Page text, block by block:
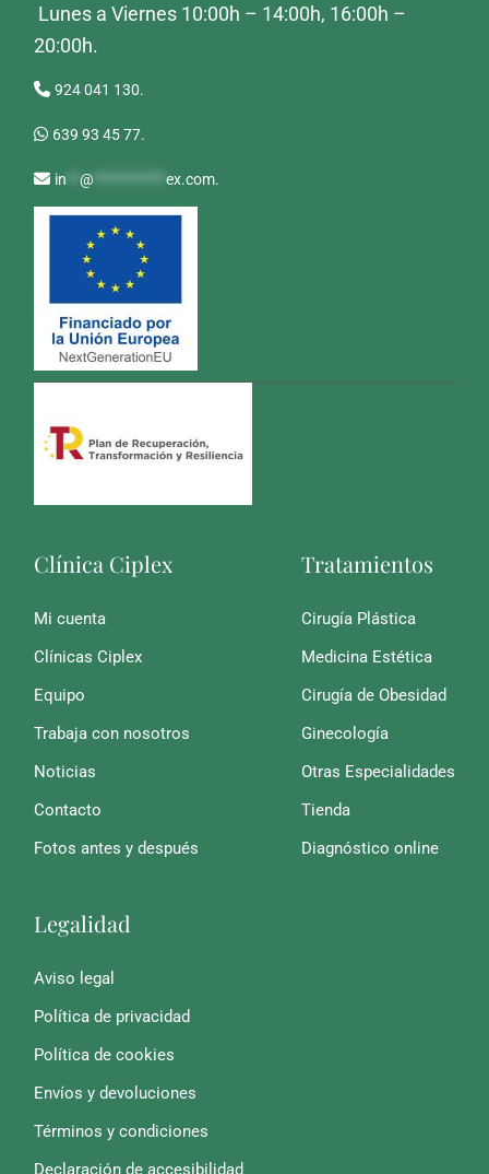
Lunes a Viernes 10:00h – 14:00h, 16:00h –
20:00h.
924 041 130.
639 93 45 77.
in **@ ***********ex.com.
Clínica Ciplex
Mi cuenta
Clínicas Ciplex
Equipo
Trabaja con nosotros
Noticias
Contacto
Fotos antes y después
Tratamientos
Cirugía Plástica
Medicina Estética
Cirugía de Obesidad
Ginecología
Otras Especialidades
Tienda
Diagnóstico online
Legalidad
Aviso legal
Política de privacidad
Política de cookies
Envíos y devoluciones
Términos y condiciones
Declaración de accesibilidad